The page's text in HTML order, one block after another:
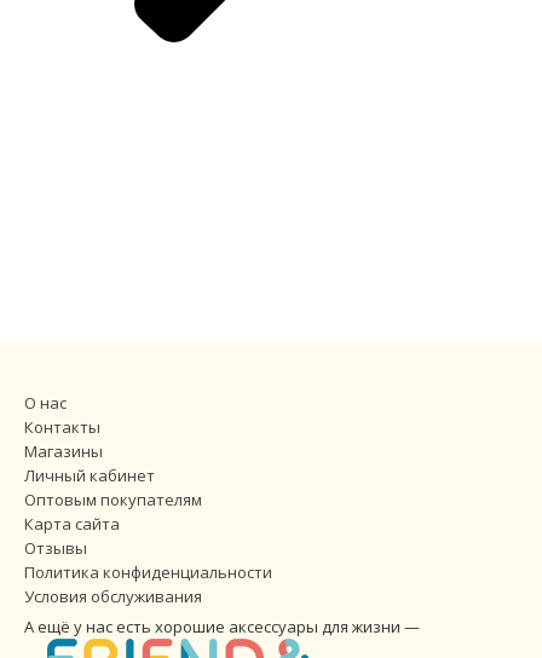
О нас
Контакты
Магазины
Личный кабинет
Оптовым покупателям
Карта сайта
Отзывы
Политика конфиденциальности
Условия обслуживания
А ещё у нас есть хорошие аксессуары для жизни —